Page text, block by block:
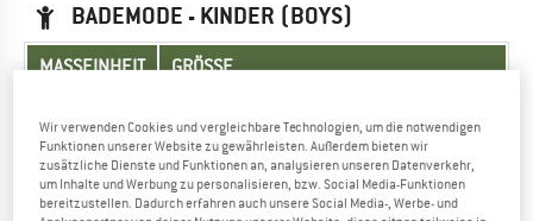
BADEMODE - KINDER (BOYS)
MASSEINHEIT GRÖSSE
Alter 4-6 6-8 8-10 10-12 12-14
Taille (cm)
52-
54-
56-
60-
68-
Wir verwenden Cookies und vergleichbare Technologien, um die notwendigen
Funktionen unserer Website zu gewährleisten. Außerdem bieten wir
zusätzliche Dienste und Funktionen an, analysieren unseren Datenverkehr,
um Inhalte und Werbung zu personalisieren, bzw. Social Media-Funktionen
bereitzustellen. Dadurch erfahren auch unsere Social Media-, Werbe- und